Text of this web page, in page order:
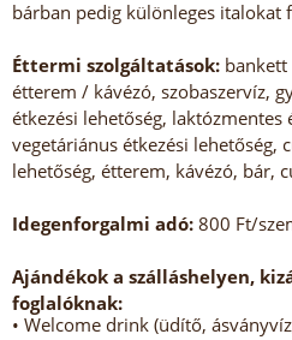
bárban pedig különleges italokat
Éttermi szolgáltatások: bankett
étterem / kávézó, szobaszervíz,
étkezési lehetőség, laktózmentes
vegetáriánus étkezési lehetőség,
lehetőség, étterem, kávézó, bár,
Idegenforgalmi adó: 800 Ft/
Ajándékok a szálláshelyen,
foglalóknak:
• Welcome drink (üdítő,